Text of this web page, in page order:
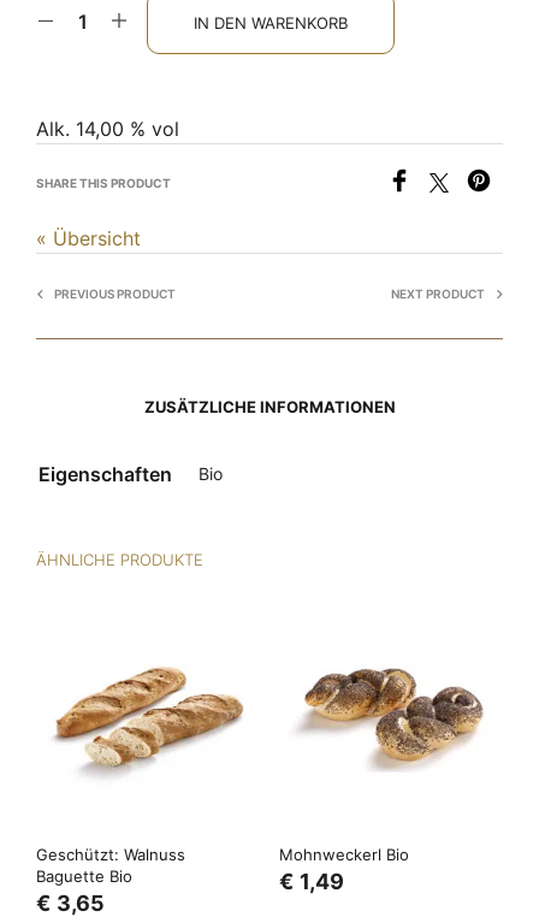
IN DEN WARENKORB
Alk. 14,00 % vol
SHARE THIS PRODUCT
« Übersicht
PREVIOUS PRODUCT NEXT PRODUCT
ZUSÄTZLICHE INFORMATIONEN
Eigenschaften Bio
ÄHNLICHE PRODUKTE
Geschützt: Walnuss
Baguette Bio
€ 3,65
Mohnweckerl Bio
€ 1,49